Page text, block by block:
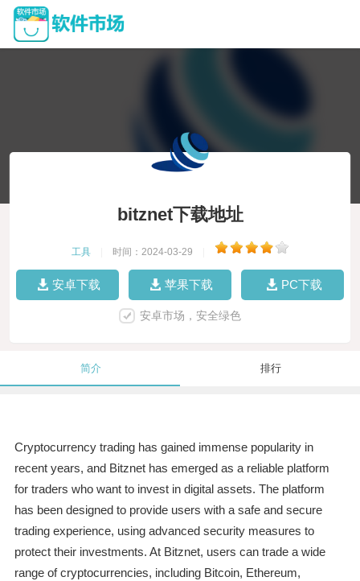
bitznet下载地址
工具 时间：2024-03-29
安卓下载 苹果下载 PC下载
安卓市场，安全绿色
简介 排行
Cryptocurrency trading has gained immense popularity in
recent years, and Bitznet has emerged as a reliable platform
for traders who want to invest in digital assets. The platform
has been designed to provide users with a safe and secure
trading experience, using advanced security measures to
protect their investments. At Bitznet, users can trade a wide
range of cryptocurrencies, including Bitcoin, Ethereum,